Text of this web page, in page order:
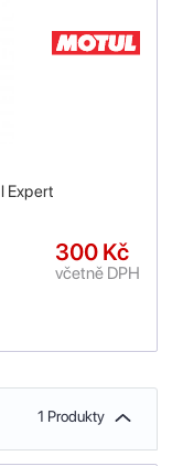
Expert
300 Kč
včetně DPH
1 Produkty